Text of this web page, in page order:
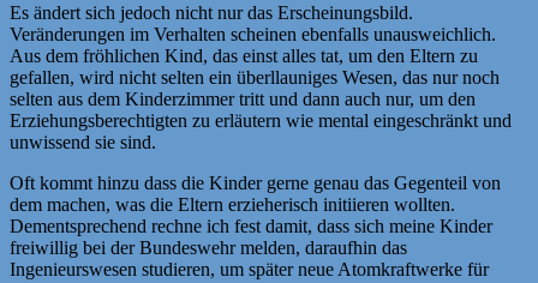
Es ändert sich jedoch nicht nur das Erscheinungsbild.
Veränderungen im Verhalten scheinen ebenfalls unausweichlich.
Aus dem fröhlichen Kind, das einst alles tat, um den Eltern zu
gefallen, wird nicht selten ein überllauniges Wesen, das nur noch
selten aus dem Kinderzimmer tritt und dann auch nur, um den
Erziehungsberechtigten zu erläutern wie mental eingeschränkt und
unwissend sie sind.
Oft kommt hinzu dass die Kinder gerne genau das Gegenteil von
dem machen, was die Eltern erzieherisch initiieren wollten.
Dementsprechend rechne ich fest damit, dass sich meine Kinder
freiwillig bei der Bundeswehr melden, daraufhin das
Ingenieurswesen studieren, um später neue Atomkraftwerke für